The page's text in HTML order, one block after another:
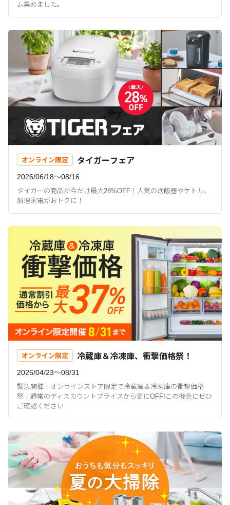
ム集めました。
オンライン限定 タイガーフェア
2026/06/18〜08/16
タイガーの商品が今だけ最大28%OFF！人気の炊飯器やケトル、
調理家電がおトクに！
オンライン限定 冷蔵庫＆冷凍庫、衝撃価格祭！
2026/04/23〜08/31
緊急開催！オンラインストア限定で冷蔵庫＆冷凍庫の衝撃価格
祭！通常のディスカウントプライスから更にOFF!この機会にぜひ
ご確認ください